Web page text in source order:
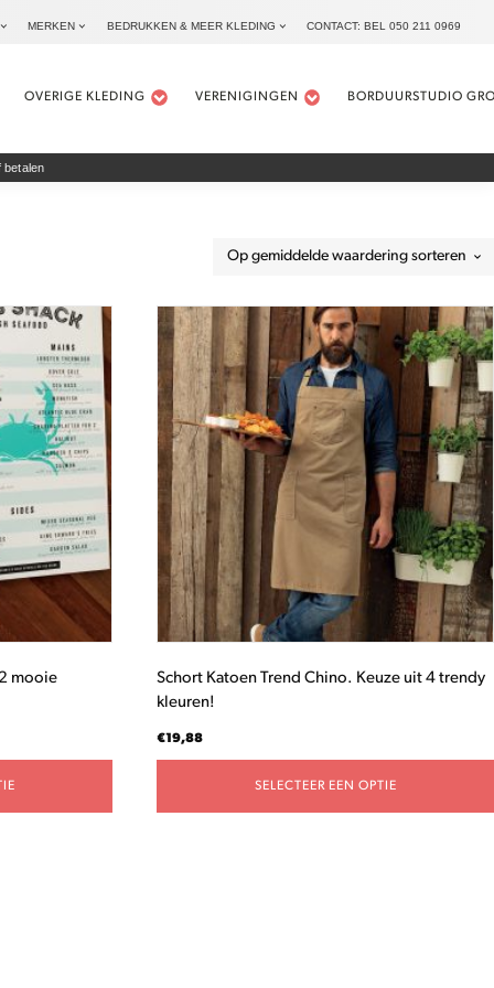
MERKEN BEDRUKKEN & MEER KLEDING CONTACT: BEL 050 211 0969
OVERIGE KLEDING VERENIGINGEN BORDUURSTUDIO
betalen
mooie
Schort Katoen Trend Chino. Keuze uit 4 trendy
kleuren!
€19,88
SELECTEER EEN OPTIE
product
heeft
meerdere
variaties.
Deze
optie
kan
gekozen
worden
op
de
productpagina